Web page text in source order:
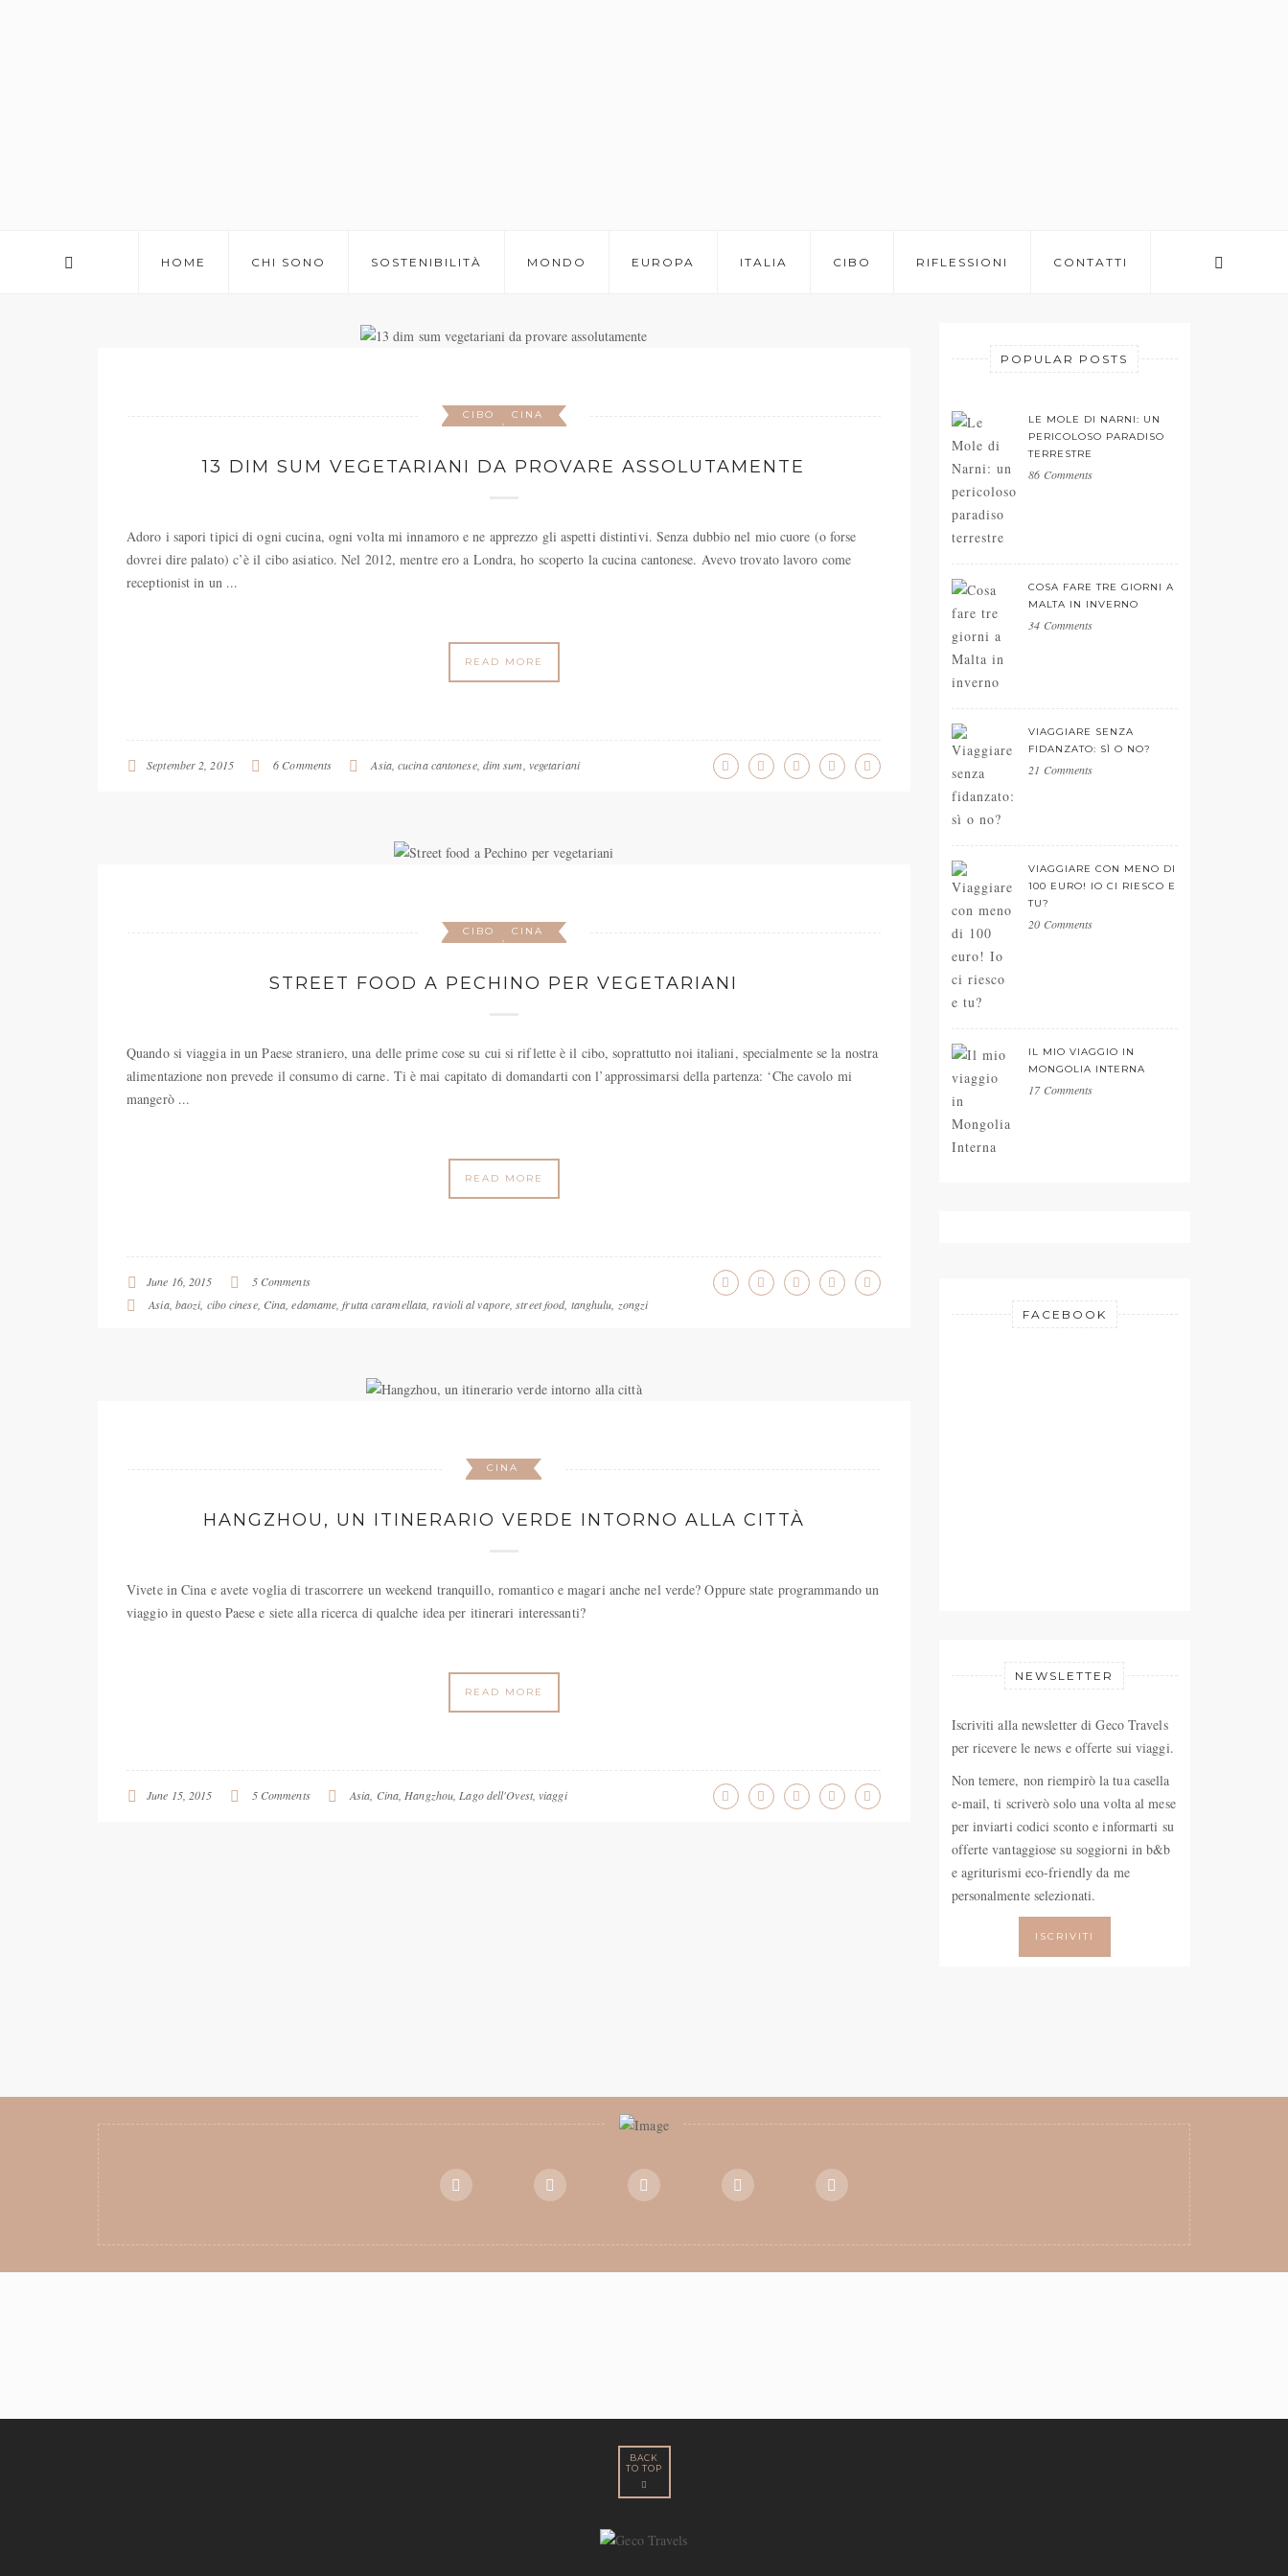
HOME CHI SONO SOSTENIBILITÀ MONDO EUROPA ITALIA CIBO RIFLESSIONI CONTATTI
CIBO
,
CINA
13 DIM SUM VEGETARIANI DA PROVARE ASSOLUTAMENTE
Adoro i sapori tipici di ogni cucina, ogni volta mi innamoro e ne apprezzo gli aspetti distintivi. Senza dubbio nel mio cuore (o forse
dovrei dire palato) c’è il cibo asiatico. Nel 2012, mentre ero a Londra, ho scoperto la cucina cantonese. Avevo trovato lavoro come
receptionist in un ...
READ MORE
September 2, 2015 6 Comments Asia,cucina cantonese, dim sum vegetariani
CIBO
,
CINA
STREET FOOD A PECHINO PER VEGETARIANI
Quando si viaggia in un Paese straniero, una delle prime cose su cui si riflette è il cibo, soprattutto noi italiani, specialmente se la nostra
alimentazione non prevede il consumo di carne. Ti è mai capitato di domandarti con l’approssimarsi della partenza: ‘Che cavolo mi
mangerò ...
READ MORE
June 16, 2015
5 Comments
Asia, baozi, cibo cinese, Cina ,edamame ,frutta caramellata ravioli al vapore ,street food, tanghulu zongzi
CINA
HANGZHOU, UN ITINERARIO VERDE INTORNO ALLA CITTÀ
Vivete in Cina e avete voglia di trascorrere un weekend tranquillo, romantico e magari anche nel verde? Oppure state programmando un
viaggio in questo Paese e siete alla ricerca di qualche idea per itinerari interessanti?
READ MORE
June 15, 2015 5 Comments Asia Cina Hangzhou Lago dell'Ovest,viaggi
POPULAR POSTS
LE MOLE DI NARNI: UN
PERICOLOSO PARADISO
TERRESTRE
86 Comments
COSA FARE TRE GIORNI A
MALTA IN INVERNO
34 Comments
VIAGGIARE SENZA
FIDANZATO: SÌ O NO?
21 Comments
VIAGGIARE CON MENO DI
100 EURO! IO CI RIESCO E
TU?
20 Comments
IL MIO VIAGGIO IN
MONGOLIA INTERNA
17 Comments
FACEBOOK
NEWSLETTER
Iscriviti alla newsletter di Geco Travels
per ricevere le news e offerte sui viaggi.
Non temere, non riempirò la tua casella
e-mail, ti scriverò solo una volta al mese
per inviarti codici sconto e informarti su
offerte vantaggiose su soggiorni in b&b
e agriturismi eco-friendly da me
personalmente selezionati.
BACK
TO TOP